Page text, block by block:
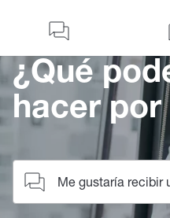
¿Qué
hacer por